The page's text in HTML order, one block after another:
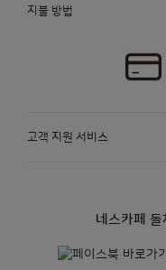
네스카페
지불 방법
고객 지원 서비스